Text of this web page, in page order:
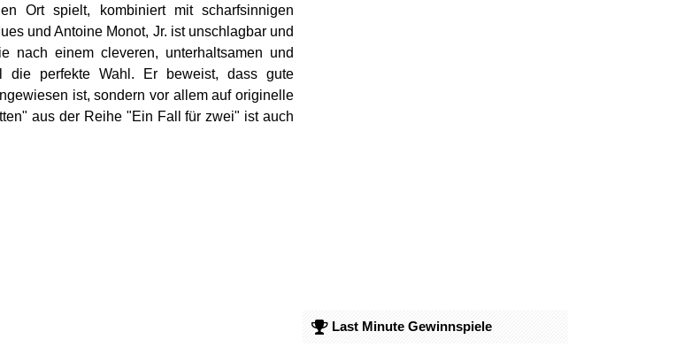
Ort spielt, kombiniert mit scharfsinnigen
und Antoine Monot, Jr. ist unschlagbar und
nach einem cleveren, unterhaltsamen und
die perfekte Wahl. Er beweist, dass gute
ist, sondern vor allem auf originelle
aus der Reihe "Ein Fall für zwei" ist auch
Last Minute Gewinnspiele